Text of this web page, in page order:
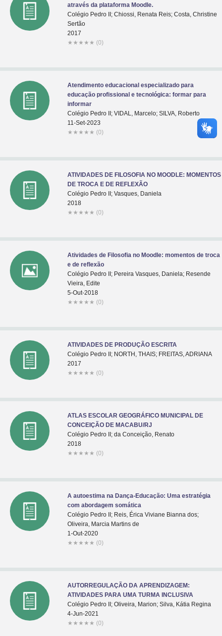
através da plataforma Moodle.
Colégio Pedro II; Chiossi, Renata Reis; Costa, Christine
Sertão
2017
★ ★ ★ ★ ★ (0)
Atendimento educacional especializado para
educação profissional e tecnológica: formar para
informar
Colégio Pedro II; VIDAL, Marcelo; SILVA, Roberto
11-Set-2023
★ ★ ★ ★ ★ (0)
ATIVIDADES DE FILOSOFIA NO MOODLE: MOMENTOS
DE TROCA E DE REFLEXÃO
Colégio Pedro II; Vasques, Daniela
2018
★ ★ ★ ★ ★ (0)
Atividades de Filosofia no Moodle: momentos de troca
e de reflexão
Colégio Pedro II; Pereira Vasques, Daniela; Resende
Vieira, Edite
5-Out-2018
★ ★ ★ ★ ★ (0)
ATIVIDADES DE PRODUÇÃO ESCRITA
Colégio Pedro II; NORTH, THAIS; FREITAS, ADRIANA
2017
★ ★ ★ ★ ★ (0)
ATLAS ESCOLAR GEOGRÁFICO MUNICIPAL DE
CONCEIÇÃO DE MACABU/RJ
Colégio Pedro II; da Conceição, Renato
2018
★ ★ ★ ★ ★ (0)
A autoestima na Dança-Educação: Uma estratégia
com abordagem somática
Colégio Pedro II; Reis, Érica Viviane Bianna dos;
Oliveira, Marcia Martins de
1-Out-2020
★ ★ ★ ★ ★ (0)
AUTORREGULAÇÃO DA APRENDIZAGEM:
ATIVIDADES PARA UMA TURMA INCLUSIVA
Colégio Pedro II; Oliveira, Marion; Silva, Kátia Regina
4-Jun-2021
★ ★ ★ ★ ★ (0)